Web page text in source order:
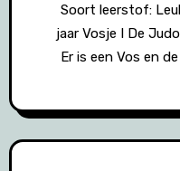
Soort leerstof: Leuk tik spel Doelgroep: tot 10
jaar Vosje I De
Er is een Vos en